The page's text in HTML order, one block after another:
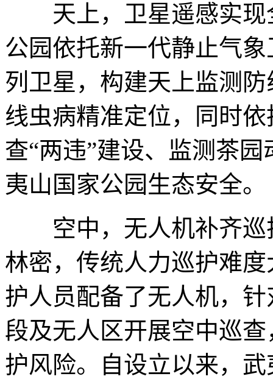
天上，卫星遥感实现
公园依托新一代静止气
列卫星，构建天上监测
线虫病精准定位，同时
查“两违”建设、监测茶
夷山国家公园生态安全。
空中，无人机补齐巡
林密，传统人力巡护难
护人员配备了无人机，
段及无人区开展空中巡
护风险。自设立以来，